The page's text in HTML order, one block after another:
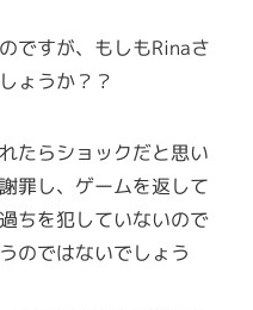
ですが、もしもRinaさ
ょうか？？
たらショックだと思い
罪し、ゲームを返して
ちを犯していないので
のではないでしょう